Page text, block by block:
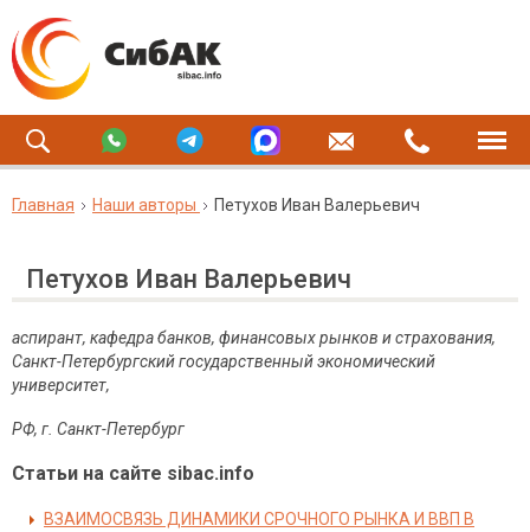
Главная Наши авторы Петухов Иван Валерьевич
Петухов Иван Валерьевич
аспирант, кафедра банков, финансовых рынков и страхования,
Санкт-Петербургский государственный экономический
университет,
РФ, г. Санкт-Петербург
Статьи на сайте sibac.info
ВЗАИМОСВЯЗЬ ДИНАМИКИ СРОЧНОГО РЫНКА И ВВП В